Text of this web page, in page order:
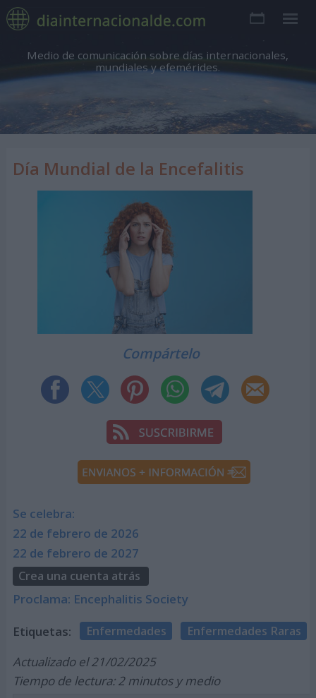
Medio de comunicación sobre días internacionales,
mundiales y efemérides.
Día Mundial de la Encefalitis
Compártelo
Se celebra:
22 de febrero de 2026
22 de febrero de 2027
Crea una cuenta atrás
Proclama: Encephalitis Society
Etiquetas: Enfermedades Enfermedades Raras
Actualizado el 21/02/2025
Tiempo de lectura: 2 minutos y medio